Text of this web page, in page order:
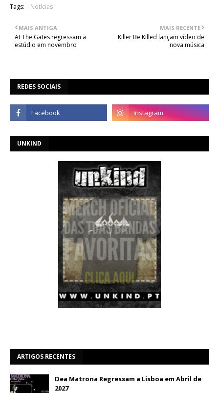
Tags: Notícias
MAIS RECENTE
Killer Be Killed lançam vídeo de
nova música
MAIS ANTIGA
At The Gates regressam a
estúdio em novembro
REDES SOCIAIS
UNKIND
ARTIGOS RECENTES
Dea Matrona Regressam a Lisboa em Abril de
2027